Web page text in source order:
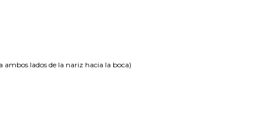
ambos lados de la nariz hacia la boca)